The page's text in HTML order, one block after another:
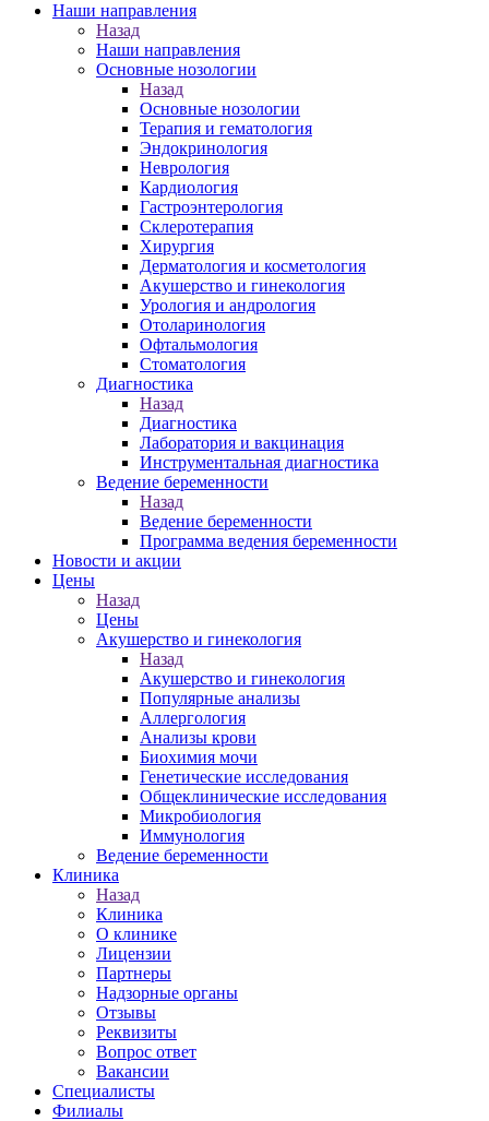
Наши направления
Назад
Наши направления
Основные нозологии
Назад
Основные нозологии
Терапия и гематология
Эндокринология
Неврология
Кардиология
Гастроэнтерология
Склеротерапия
Хирургия
Дерматология и косметология
Акушерство и гинекология
Урология и андрология
Отоларинология
Офтальмология
Стоматология
Диагностика
Назад
Диагностика
Лаборатория и вакцинация
Инструментальная диагностика
Ведение беременности
Назад
Ведение беременности
Программа ведения беременности
Новости и акции
Цены
Назад
Цены
Акушерство и гинекология
Назад
Акушерство и гинекология
Популярные анализы
Аллергология
Анализы крови
Биохимия мочи
Генетические исследования
Общеклинические исследования
Микробиология
Иммунология
Ведение беременности
Клиника
Назад
Клиника
О клинике
Лицензии
Партнеры
Надзорные органы
Отзывы
Реквизиты
Вопрос ответ
Вакансии
Специалисты
Филиалы